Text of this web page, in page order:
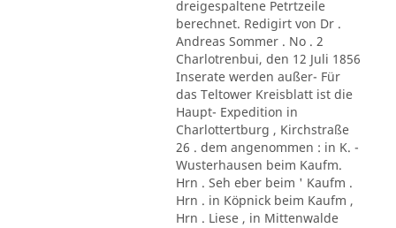
dreigespaltene Petrtzeile
berechnet. Redigirt von Dr .
Andreas Sommer . No . 2
Charlotrenbui, den 12 Juli 1856
Inserate werden außer- Für
das Teltower Kreisblatt ist die
Haupt- Expedition in
Charlottertburg , Kirchstraße
26 . dem angenommen : in K. -
Wusterhausen beim Kaufm.
Hrn . Seh eber beim ' Kaufm .
Hrn . in Köpnick beim Kaufm ,
Hrn . Liese , in Mittenwalde